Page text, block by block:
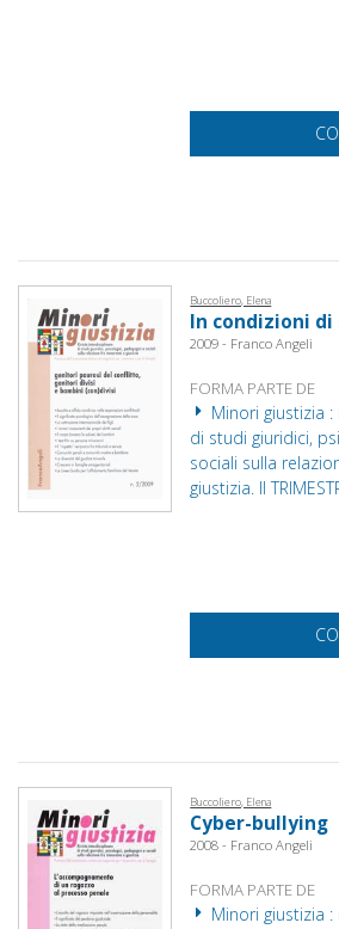
Buccoliero, Elena
In condizioni
2009 - Franco Angeli
FORMA PARTE DE
Minori giustizia
di studi giuridici,
sociali sulla
giustizia. II
Buccoliero, Elena
Cyber-bullying
2008 - Franco Angeli
FORMA PARTE DE
Minori giustizia